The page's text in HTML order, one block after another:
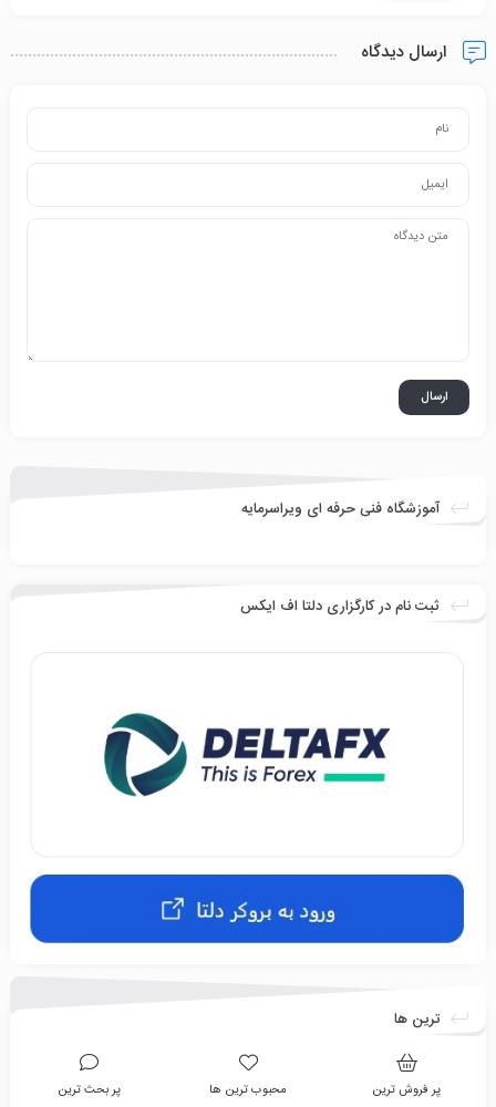
ارسال دیدگاه
آموزشگاه فنی حرفه ای ویراسرمایه
ثبت نام در کارگزاری دلتا اف ایکس
ترین ها
پر فروش ترین محبوب ترین ها پر بحث ترین